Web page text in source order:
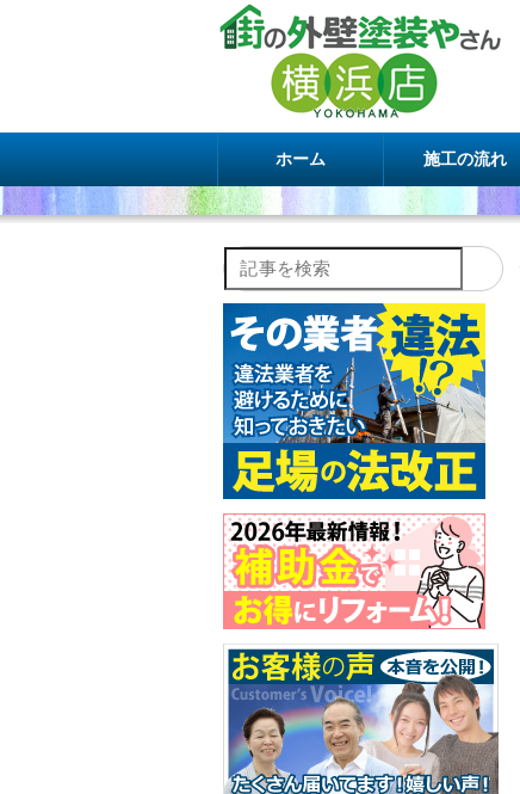
ホーム 施工の流れ
記事を検索